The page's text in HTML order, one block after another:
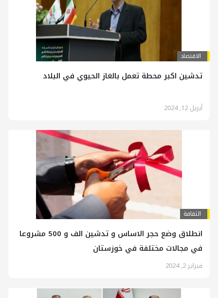
الاقتصاد
تدشين اكبر محطة تعمل بالغاز الحيوي في البلاد
أبريل 12, 2024
الثقافة
انطلاق وضع حجر الاساس و تدشین الف و 500 مشروعا
في مجالات مختلفة في خوزستان
فبراير 2, 2024